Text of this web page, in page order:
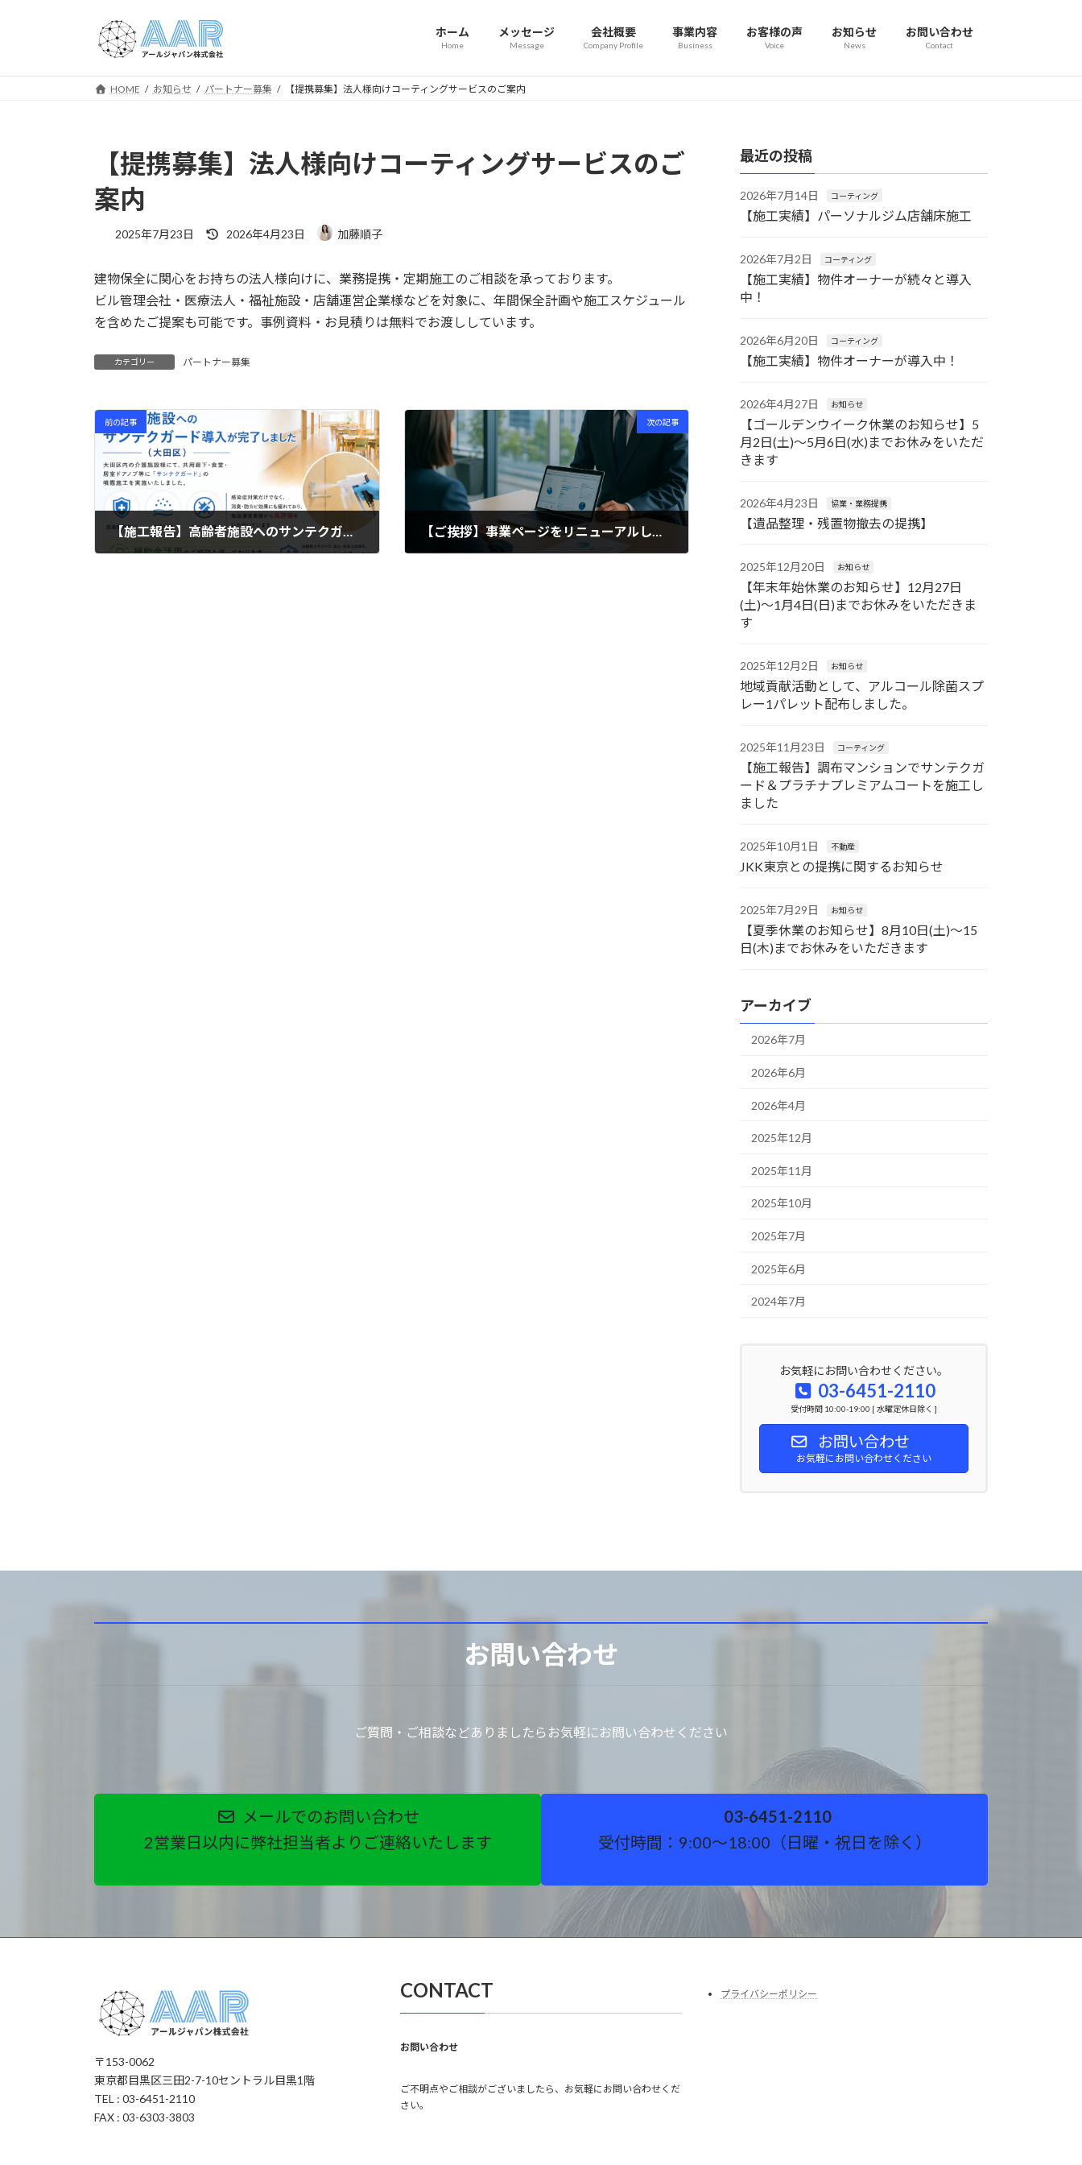
ホーム
Home
メッセージ
Message
会社概要
Company Profile
事業内容
Business
お客様の声
Voice
お知らせ
News
お問い合わせ
Contact
HOME お知らせ パートナー募集 【提携募集】法人様向けコーティングサービスのご案内
【提携募集】法人様向けコーティングサービスのご
案内
2025年7月23日
最
新
日
:
2026年4月23日 加藤順子
建物保全に関心をお持ちの法人様向けに、業務提携・定期施工のご相談を承っております。
ビル管理会社・医療法人・福祉施設・店舗運営企業様などを対象に、年間保全計画や施工スケジュール
を含めたご提案も可能です。事例資料・お見積りは無料でお渡ししています。
カテゴリー パートナー募集
前の記事
【施工報告】高齢者施設へのサンテクガード導入が完了しました（大田区）
次の記事
【ご挨拶】事業ページをリニューアルしました
最近の投稿
2026年7月14日 コーティング
【施工実績】パーソナルジム店舗床施工
2026年7月2日 コーティング
【施工実績】物件オーナーが続々と導入
中！
2026年6月20日 コーティング
【施工実績】物件オーナーが導入中！
2026年4月27日 お知らせ
【ゴールデンウイーク休業のお知らせ】5
月2日(土)〜5月6日(水)までお休みをいただ
きます
2026年4月23日 協業・業務提携
【遺品整理・残置物撤去の提携】
2025年12月20日 お知らせ
【年末年始休業のお知らせ】12月27日
(土)〜1月4日(日)までお休みをいただきま
す
2025年12月2日 お知らせ
地域貢献活動として、アルコール除菌スプ
レー1パレット配布しました。
2025年11月23日 コーティング
【施工報告】調布マンションでサンテクガ
ード＆プラチナプレミアムコートを施工し
ました
2025年10月1日 不動産
JKK東京との提携に関するお知らせ
2025年7月29日 お知らせ
【夏季休業のお知らせ】8月10日(土)〜15
日(木)までお休みをいただきます
アーカイブ
2026年7月
2026年6月
2026年4月
2025年12月
2025年11月
2025年10月
2025年7月
2025年6月
2024年7月
お気軽にお問い合わせください。
03-6451-2110
受付時間 10:00-19:00 [ 水曜定休日除く ]
お問い合わせ
お気軽にお問い合わせください
お問い合わせ
ご質問・ご相談などありましたらお気軽にお問い合わせください
メールでのお問い合わせ
2営業日以内に弊社担当者よりご連絡いたします
03-6451-2110
受付時間：9:00～18:00（日曜・祝日を除く）
〒153-0062
東京都目黒区三田2-7-10セントラル目黒1階
TEL : 03-6451-2110
FAX : 03-6303-3803
CONTACT
お問い合わせ
ご不明点やご相談がございましたら、お気軽にお問い合わせくだ
さい。
プライバシーポリシー